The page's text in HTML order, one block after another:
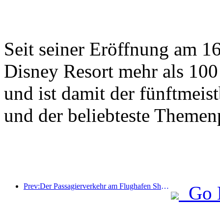
Seit seiner Eröffnung am
Disney Resort mehr als
und ist damit der
und der beliebteste
Prev:Der Passagierverkehr am Flughafen Shenzhen hat in diesem Jahr die Marke von 3 Millionen überschritten und damit einen neuen Rekord für den gleichen Zeitraum aufgestellt.
Go